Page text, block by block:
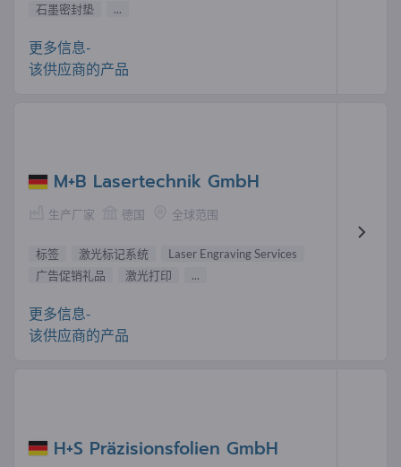
石墨密封垫
...
更多信息-
该供应商的产品
M+B Lasertechnik GmbH
生产厂家 德国 全球范围
标签 激光标记系统
Laser Engraving Services
广告促销礼品
激光打印 ...
更多信息-
该供应商的产品
H+S Präzisionsfolien GmbH